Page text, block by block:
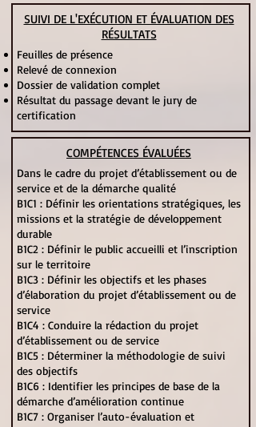
SUIVI DE L'EXÉCUTION ET ÉVALUATION DES
RÉSULTATS
Feuilles de présence
Relevé de connexion
Dossier de validation complet
Résultat du passage devant le jury de
certification
COMPÉTENCES ÉVALUÉES
Dans le cadre du projet d’établissement ou de
service et de la démarche qualité
B1C1 : Définir les orientations stratégiques, les
missions et la stratégie de développement
durable
B1C2 : Définir le public accueilli et l’inscription
sur le territoire
B1C3 : Définir les objectifs et les phases
d’élaboration du projet d’établissement ou de
service
B1C4 : Conduire la rédaction du projet
d’établissement ou de service
B1C5 : Déterminer la méthodologie de suivi
des objectifs
B1C6 : Identifier les principes de base de la
démarche d’amélioration continue
B1C7 : Organiser l’auto-évaluation et